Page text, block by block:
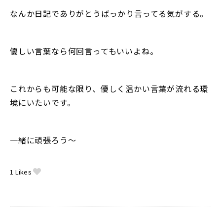
なんか日記でありがとうばっかり言ってる気がする。
優しい言葉なら何回言ってもいいよね。
これからも可能な限り、優しく温かい言葉が流れる環
境にいたいです。
一緒に頑張ろう〜
1 Likes